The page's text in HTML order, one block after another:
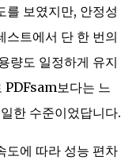
보였지만, 안정성
스트에서 단 한 번의
량도 일정하게 유지
PDFsam보다는 느
한 수준이었답니다.
도에 따라 성능 편차